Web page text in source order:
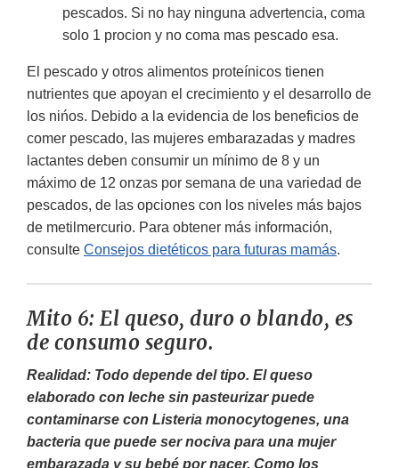
pescados. Si no hay ninguna advertencia, coma
solo 1 procion y no coma mas pescado esa.
El pescado y otros alimentos proteínicos tienen
nutrientes que apoyan el crecimiento y el desarrollo de
los nińos. Debido a la evidencia de los beneficios de
comer pescado, las mujeres embarazadas y madres
lactantes deben consumir un mínimo de 8 y un
máximo de 12 onzas por semana de una variedad de
pescados, de las opciones con los niveles más bajos
de metilmercurio. Para obtener más información,
consulte Consejos dietéticos para futuras mamás.
Mito 6: El queso, duro o blando, es
de consumo seguro.
Realidad: Todo depende del tipo. El queso
elaborado con leche sin pasteurizar puede
contaminarse con Listeria monocytogenes, una
bacteria que puede ser nociva para una mujer
embarazada y su bebé por nacer. Como los